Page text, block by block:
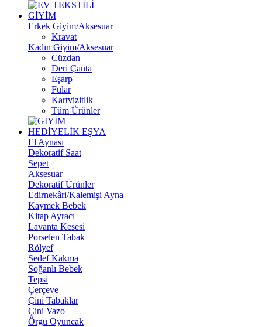
GİYİM
Erkek Giyim/Aksesuar
Kravat
Kadın Giyim/Aksesuar
Cüzdan
Deri Çanta
Eşarp
Fular
Kartvizitlik
Tüm Ürünler
HEDİYELİK EŞYA
El Aynası
Dekoratif Saat
Sepet
Aksesuar
Dekoratif Ürünler
Edirnekâri/Kalemişi Ayna
Kaymek Bebek
Kitap Ayracı
Lavanta Kesesi
Porselen Tabak
Rölyef
Sedef Kakma
Soğanlı Bebek
Tepsi
Çerçeve
Çini Tabaklar
Çini Vazo
Örgü Oyuncak